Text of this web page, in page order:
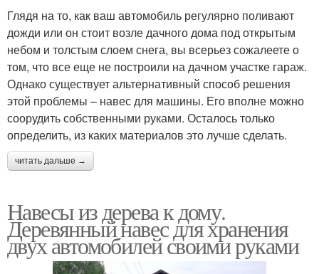
Глядя на то, как ваш автомобиль регулярно поливают
дожди или он стоит возле дачного дома под открытым
небом и толстым слоем снега, вы всерьез сожалеете о
том, что все еще не построили на дачном участке гараж.
Однако существует альтернативный способ решения
этой проблемы – навес для машины. Его вполне можно
соорудить собственными руками. Осталось только
определить, из каких материалов это лучше сделать.
читать дальше →
Навесы из дерева к дому.
Деревянный навес для хранения
двух автомобилей своими руками